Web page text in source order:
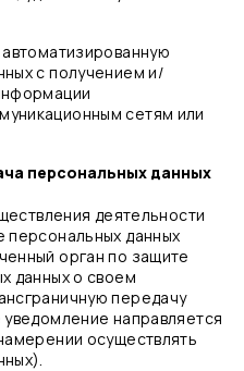
с получением и/
сетям или
персональных данных
деятельности
персональных данных
орган по защите
данных о своем
передачу
направляется
осуществлять